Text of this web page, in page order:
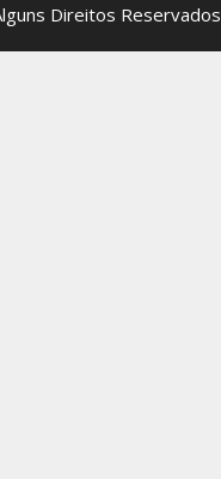
Direitos Reservados